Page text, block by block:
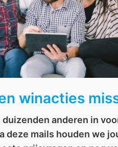
op de werkplek, en het niet
aan werknemers is vaak
boetes vermijden, maar
zich veilig en beschermd
aan dit gevoel van veiligheid
verbeteren, waardoor ze
winacties
anderen in
deze mails houden we